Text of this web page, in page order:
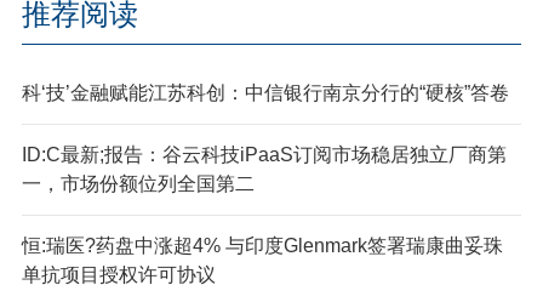
推荐阅读
科‘技’金融赋能江苏科创：中信银行南京分行的“硬核”答卷
ID:C最新;报告：谷云科技iPaaS订阅市场稳居独立厂商第
一，市场份额位列全国第二
恒:瑞医?药盘中涨超4% 与印度Glenmark签署瑞康曲妥珠
单抗项目授权许可协议